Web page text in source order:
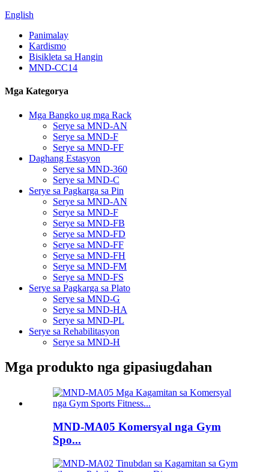
English
Panimalay
Kardismo
Bisikleta sa Hangin
MND-CC14
Mga Kategorya
Mga Bangko ug mga Rack
Serye sa MND-AN
Serye sa MND-F
Serye sa MND-FF
Daghang Estasyon
Serye sa MND-360
Serye sa MND-C
Serye sa Pagkarga sa Pin
Serye sa MND-AN
Serye sa MND-F
Serye sa MND-FB
Serye sa MND-FD
Serye sa MND-FF
Serye sa MND-FH
Serye sa MND-FM
Serye sa MND-FS
Serye sa Pagkarga sa Plato
Serye sa MND-G
Serye sa MND-HA
Serye sa MND-PL
Serye sa Rehabilitasyon
Serye sa MND-H
Mga produkto nga gipasiugdahan
MND-MA05 Komersyal nga Gym
Spo...